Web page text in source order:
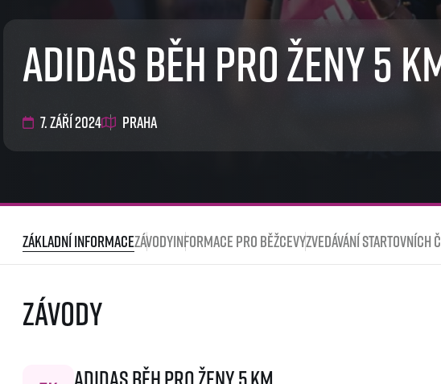
EuroHeroes Challenge 2025
EuroHeroes Challenge 2023
EuroHeroes Challenge 2019
RunCzech Halfs
adidas Běh pro ženy 5
7. září 2024 Praha
Základní informaceZávodyInformace pro běžceVyzvedávání startovních
Závody